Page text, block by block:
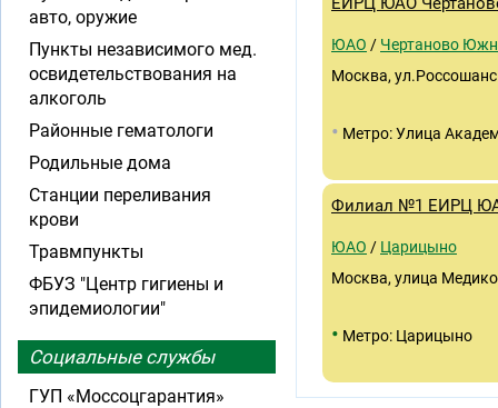
ЮАО / Чертаново
Москва,
• Метро: Улица
Филиал №1 ЕИРЦ
ЮАО / Царицыно
Москва, улица
• Метро: Царицыно
авто, оружие
Пункты независимого мед.
освидетельствования на
алкоголь
Районные гематологи
Родильные дома
Станции переливания
крови
Травмпункты
ФБУЗ "Центр гигиены и
эпидемиологии"
Социальные службы
ГУП «Моссоцгарантия»